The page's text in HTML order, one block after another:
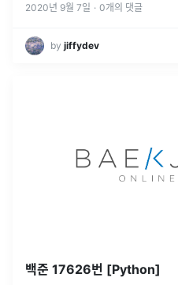
2020년 9월 7일 · 0개의 댓글
by jiffydev
백준 17626번 [Python]